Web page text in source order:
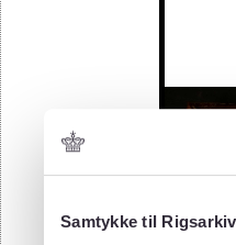
Samtykke til